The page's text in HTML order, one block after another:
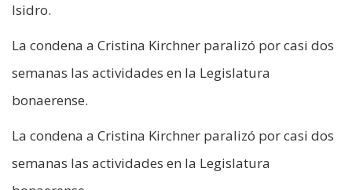
Isidro.
La condena a Cristina Kirchner paralizó por casi dos
semanas las actividades en la Legislatura
bonaerense.
La condena a Cristina Kirchner paralizó por casi dos
semanas las actividades en la Legislatura